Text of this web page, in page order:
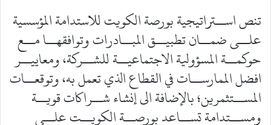
تنص اســتراتيجية بورصة الكويت للاستدامة المؤسسية
علــى ضمــان تطبيــق المبــادرات وتوافقهــا مــع
حوكمــة المسؤولية الاجتماعيــة للشــركة، ومعاييــر
افضل الممارســات في القطاع الذي تعمل به، وتوقعــات
المســتثمرين؛ بالإضافة الى إنشاء شــراكات قويــة
ومســتدامة تســاعد بورصــة الكويــت علــى